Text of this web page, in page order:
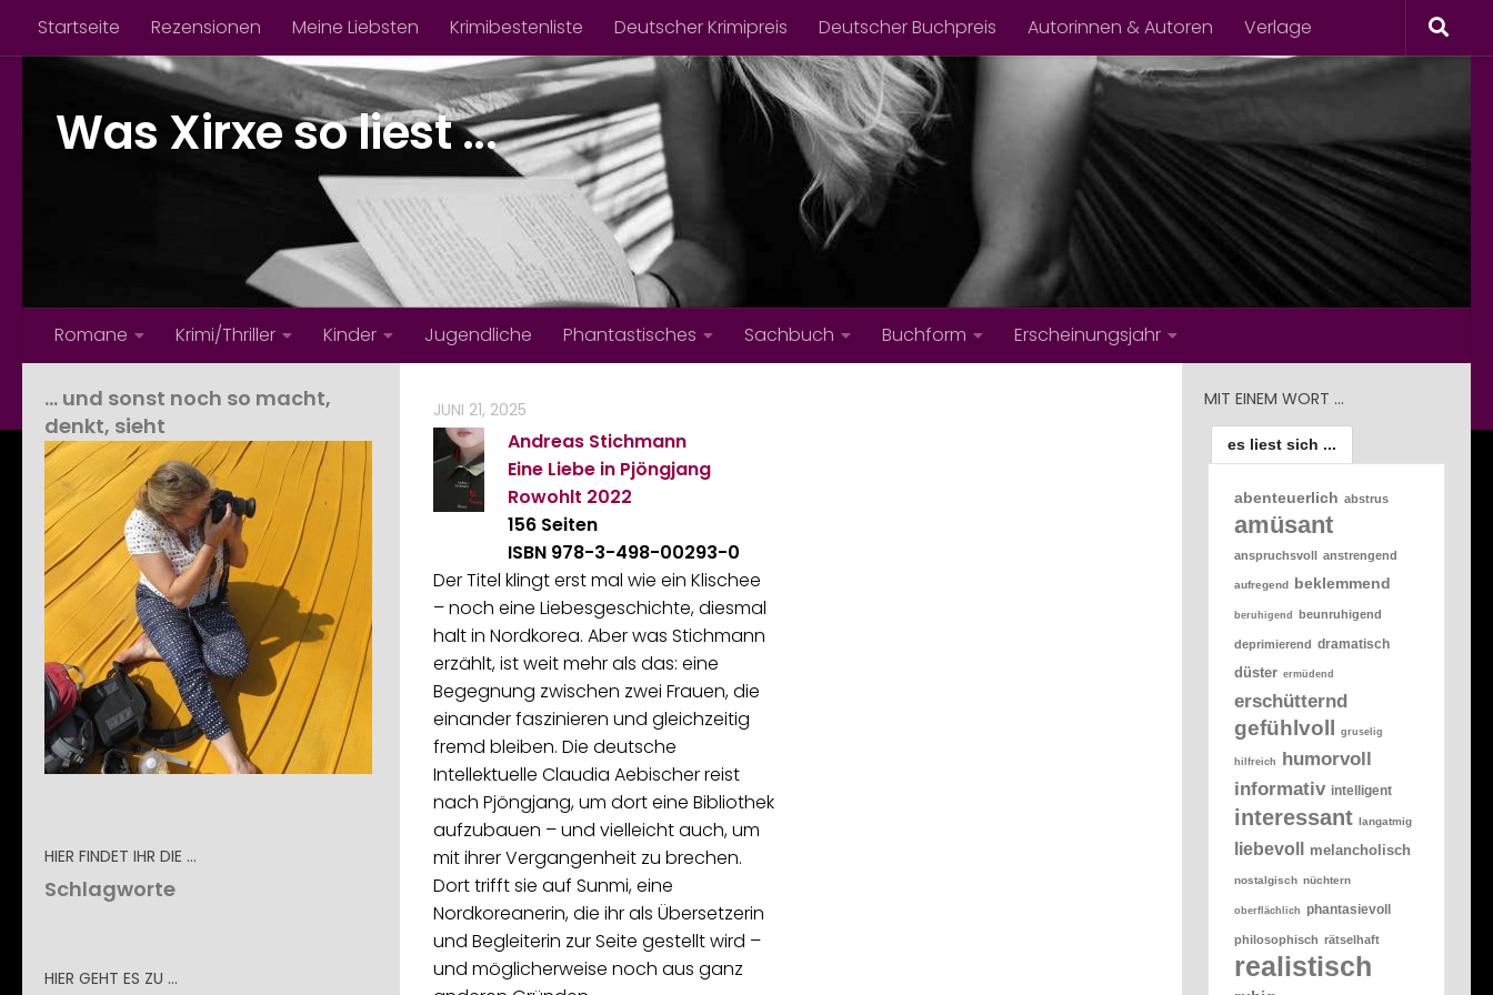
Zum Inhalt springen
Startseite Rezensionen Meine Liebsten Krimibestenliste Deutscher Krimipreis Deutscher Buchpreis Autorinnen & Autoren Verlage
Was Xirxe so liest ...
Romane Krimi/Thriller Kinder Jugendliche Phantastisches Sachbuch Buchform Erscheinungsjahr
JUNI 21, 2025
Andreas Stichmann
Eine Liebe in Pjöngjang
Rowohlt 2022
156 Seiten
ISBN 978-3-498-00293-0
Der Titel klingt erst mal wie ein Klischee
– noch eine Liebesgeschichte, diesmal
halt in Nordkorea. Aber was Stichmann
erzählt, ist weit mehr als das: eine
Begegnung zwischen zwei Frauen, die
einander faszinieren und gleichzeitig
fremd bleiben. Die deutsche
Intellektuelle Claudia Aebischer reist
nach Pjöngjang, um dort eine Bibliothek
aufzubauen – und vielleicht auch, um
mit ihrer Vergangenheit zu brechen.
Dort trifft sie auf Sunmi, eine
Nordkoreanerin, die ihr als Übersetzerin
und Begleiterin zur Seite gestellt wird –
und möglicherweise noch aus ganz
… und sonst noch so macht,
denkt, sieht
HIER FINDET IHR DIE …
Schlagworte
HIER GEHT ES ZU …
MIT EINEM WORT …
es liest sich ...
abenteuerlich abstrus
amüsant
anspruchsvoll anstrengend
aufregend beklemmend
beruhigend beunruhigend
deprimierend dramatisch
düster ermüdend
erschütternd
gefühlvoll gruselig
hilfreich
humorvoll
informativ intelligent
interessant langatmig
liebevoll melancholisch
nostalgisch nüchtern
oberflächlich phantasievoll
philosophisch rätselhaft
realistisch